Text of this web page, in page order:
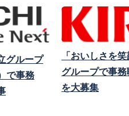
グループ
で事務
「おいしさを
グループで事
を大募集